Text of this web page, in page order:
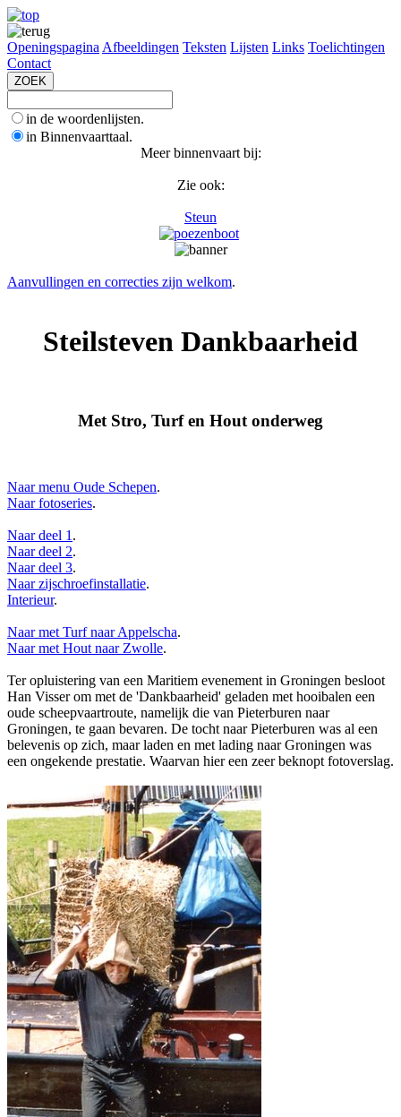
Openingspagina Afbeeldingen Teksten Lijsten Links Toelichtingen
Contact
in de woordenlijsten.
in Binnenvaarttaal.
Meer binnenvaart bij:
Zie ook:
Steun
Aanvullingen en correcties zijn welkom.
Steilsteven Dankbaarheid
Met Stro, Turf en Hout onderweg
Naar menu Oude Schepen.
Naar fotoseries.
Naar deel 1 .
Naar deel 2.
Naar deel 3.
Naar zijschroefinstallatie.
Interieur.
Naar met Turf naar Appelscha.
Naar met Hout naar Zwolle.
Ter opluistering van een Maritiem evenement in Groningen besloot
Han Visser om met de 'Dankbaarheid' geladen met hooibalen een
oude scheepvaartroute, namelijk die van Pieterburen naar
Groningen, te gaan bevaren. De tocht naar Pieterburen was al een
belevenis op zich, maar laden en met lading naar Groningen was
een ongekende prestatie. Waarvan hier een zeer beknopt fotoverslag.